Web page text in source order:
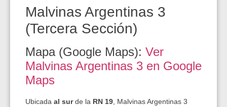
Malvinas Argentinas 3
(Tercera Sección)
Mapa (Google Maps): Ver
Malvinas Argentinas 3 en Google
Maps
Ubicada al surde la RN 19 , Malvinas Argentinas 3